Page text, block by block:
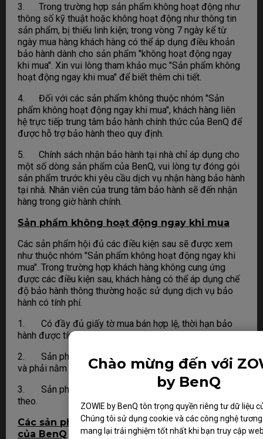
Chào mừng đến với
by BenQ
ZOWIE by BenQ tôn trọng quyền riêng tư dữ liệu
Chúng tôi sử dụng cookie và các công nghệ
mang lại trải nghiệm tốt nhất khi bạn truy cập
3. Trong trường hợp sản phẩm không hoạt động như
thông số kỹ thuật hoặc không hoạt động như thông tin
sản phẩm, bị thiếu linh kiện; trong vòng 7 ngày kể từ
ngày mua hàng khách hàng có thể áp dụng điều khoản
bảo hành dành cho sản phẩm "không hoạt động ngay
khi mua". Xin vui lòng tham khảo mục "Sản phẩm không
hoạt động ngay khi mua" để biết thêm chi tiết.
4. Đối với các sản phẩm không thuộc nhóm "Sản
phẩm không hoạt động ngay khi mua", khách hàng liên
hệ trực tiếp trung tâm bảo hành chính thức của BenQ để
được hỗ trợ bảo hành theo quy định.
5. Chính sách nhận bảo hành tại nhà chỉ áp dụng cho
một số dòng sản phẩm của BenQ, vui lòng tự đóng gói
sản phẩm trước khi yêu cầu dịch vụ nhận hàng bảo hành
tại nhà. Nhân viên của trung tâm bảo hành sẽ đến nhận
hàng trong giờ hành chính.
Sản phẩm không hoạt động ngay khi mua
Các sản phẩm hội đủ các điều kiện sau sẽ được xem
như thuộc nhóm "Sản phẩm không hoạt động ngay khi
mua". Trong trường hợp khách hàng không cung ứng
được các điều kiện sau, khách hàng có thể áp dụng chế
độ bảo hành thông thường hoặc sử dụng dịch vụ bảo
hành có tính phí.
1. Có đầy đủ giấy tờ mua bán hợp lệ, thời hạn bảo
hành được tính từ ngày sản phẩm được bán ra.
2. Sản phẩm không bị hư hại do tác động bên ngoài
và phải nằm trong phạm vi bảo hành của BenQ
3. Sản phẩm phải có đầy đủ hộp và phụ kiện kèm
theo.
Các sản phẩm nằm ngoài phạm vi bảo hành
của BenQ